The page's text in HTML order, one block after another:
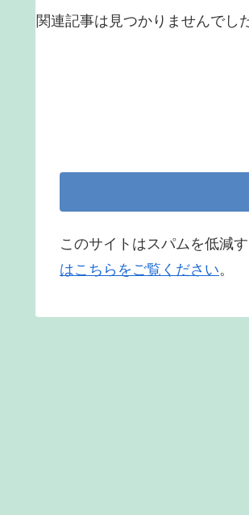
関連記事は見つかりませんでし
このサイトはスパムを低減
はこちらをご覧ください。